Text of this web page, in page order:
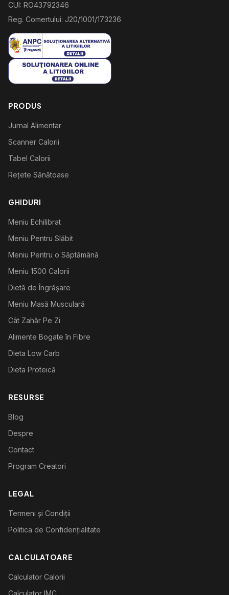
CUI: RO43792346
Reg. Comertului: J20/1001/173236
PRODUS
Jurnal Alimentar
Scanner Calorii
Tabel Calorii
Rețete Sănătoase
GHIDURI
Meniu Echilibrat
Meniu Pentru Slăbit
Meniu Pentru o Săptămână
Meniu 1500 Calorii
Dietă de Îngrășare
Meniu Masă Musculară
Cât Zahăr Pe Zi
Alimente Bogate în Fibre
Dieta Low Carb
Dieta Proteică
RESURSE
Blog
Despre
Contact
Program Creatori
LEGAL
Termeni și Condiții
Politica de Confidențialitate
CALCULATOARE
Calculator Calorii
Calculator IMC